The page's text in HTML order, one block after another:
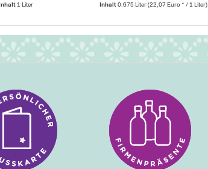
Inhalt1 Liter Inhalt0.675 Liter(22,07 Euro * / 1 Liter)